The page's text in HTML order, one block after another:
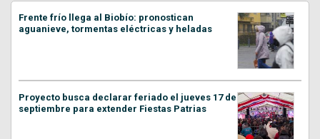
Frente frío llega al Biobío: pronostican
aguanieve, tormentas eléctricas y heladas
Proyecto busca declarar feriado el jueves 17 de
septiembre para extender Fiestas Patrias